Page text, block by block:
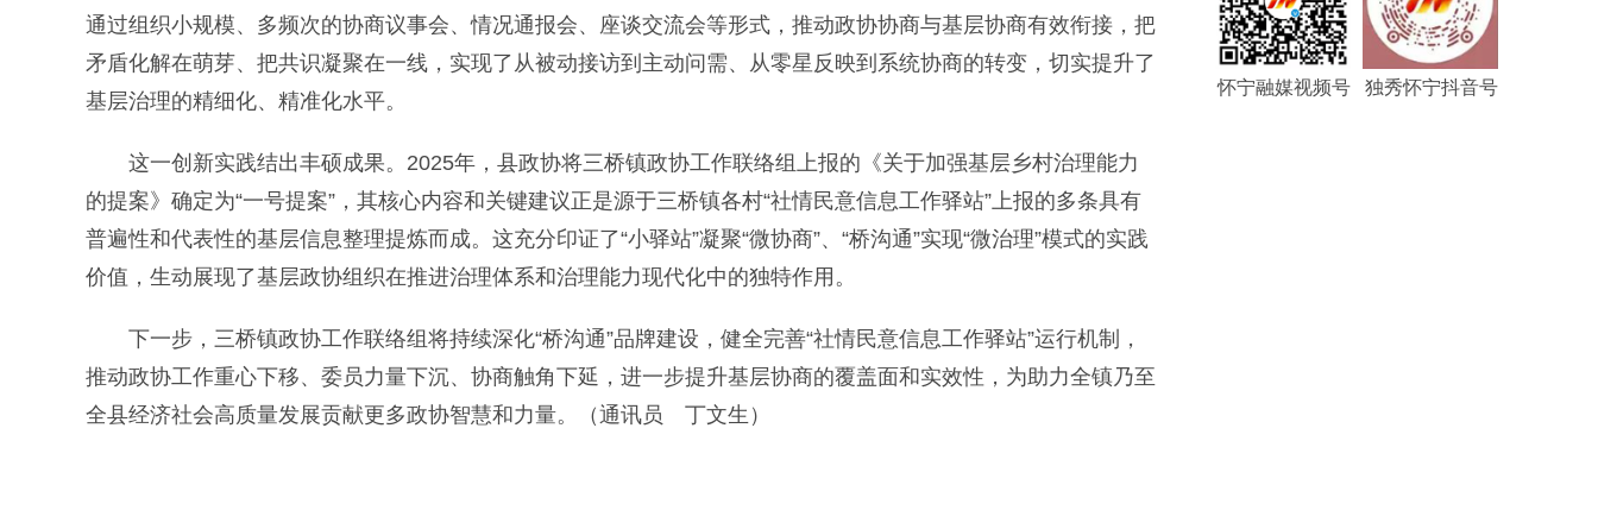
通过组织小规模、多频次的协商议事会、情况通报会、座谈交流会等形式，推动政协协商与基层协商有效衔接，把
矛盾化解在萌芽、把共识凝聚在一线，实现了从被动接访到主动问需、从零星反映到系统协商的转变，切实提升了
基层治理的精细化、精准化水平。
这一创新实践结出丰硕成果。2025年，县政协将三桥镇政协工作联络组上报的《关于加强基层乡村治理能力
的提案》确定为“一号提案”，其核心内容和关键建议正是源于三桥镇各村“社情民意信息工作驿站”上报的多条具有
普遍性和代表性的基层信息整理提炼而成。这充分印证了“小驿站”凝聚“微协商”、“桥沟通”实现“微治理”模式的实践
价值，生动展现了基层政协组织在推进治理体系和治理能力现代化中的独特作用。
下一步，三桥镇政协工作联络组将持续深化“桥沟通”品牌建设，健全完善“社情民意信息工作驿站”运行机制，
推动政协工作重心下移、委员力量下沉、协商触角下延，进一步提升基层协商的覆盖面和实效性，为助力全镇乃至
全县经济社会高质量发展贡献更多政协智慧和力量。（通讯员 丁文生）
怀宁融媒视频号 独秀怀宁抖音号